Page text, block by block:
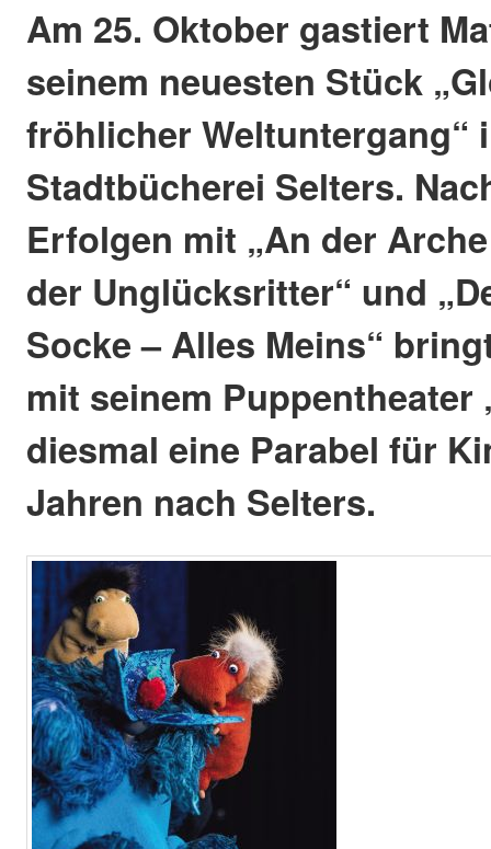
Am 25. Oktober gastiert
seinem neuesten Stück
fröhlicher Weltuntergang“
Stadtbücherei Selters.
Erfolgen mit „An der
der Unglücksritter“ und
Socke – Alles Meins“
mit seinem Puppentheater
diesmal eine Parabel für
Jahren nach Selters.